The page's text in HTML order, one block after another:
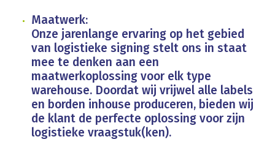
Maatwerk:
Onze jarenlange ervaring op het gebied
van logistieke signing stelt ons in staat
mee te denken aan een
maatwerkoplossing voor elk type
warehouse. Doordat wij vrijwel alle labels
en borden inhouse produceren, bieden wij
de klant de perfecte oplossing voor zijn
logistieke vraagstuk(ken).